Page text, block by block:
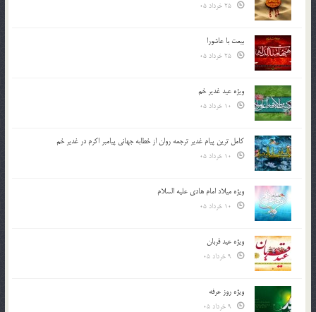
بیعت با عاشورا
ویژه عید غدیر خم
کامل ترین پیام غدیر ترجمه روان از خطابه جهانی پیامبر اکرم در غدیر خم
ویژه میلاد امام هادی علیه السلام
ویژه عید قربان
ویژه روز عرفه